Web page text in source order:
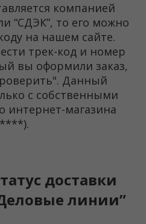
компанией
“СДЭК”, то его можно
на нашем сайте.
трек-код и номер
вы оформили заказ,
Данный
с собственными
интернет-магазина
доставки
линии”